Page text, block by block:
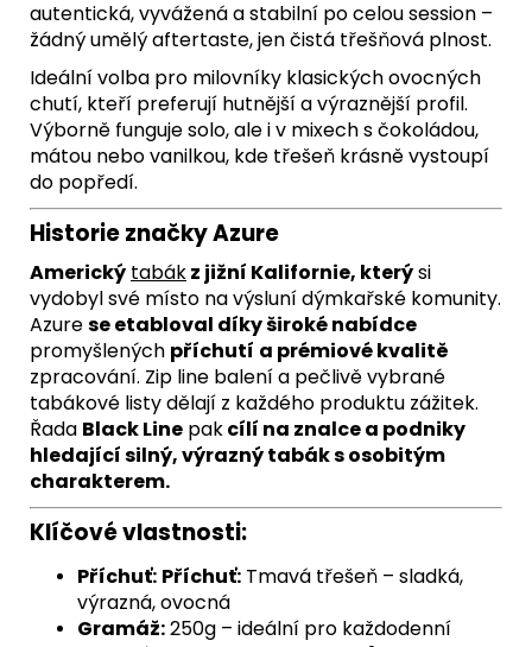
autentická, vyvážená a stabilní po celou session –
žádný umělý aftertaste, jen čistá třešňová plnost.
Ideální volba pro milovníky klasických ovocných
chutí, kteří preferují hutnější a výraznější profil.
Výborně funguje solo, ale i v mixech s čokoládou,
mátou nebo vanilkou, kde třešeň krásně vystoupí
do popředí.
Historie značky Azure
Americký tabákz jižní Kalifornie, kterýsi
vydobyl své místo na výsluní dýmkařské komunity.
Azurese etabloval díky široké nabídce
promyšlených příchutí a prémiové kvalitě
zpracování. Zip line balení a pečlivě vybrané
tabákové listy dělají z každého produktu zážitek.
Řada Black Line pakcílí na znalce a podniky
hledající silný, výrazný tabák s osobitým
charakterem.
Klíčové vlastnosti:
Příchuť: Příchuť: Tmavá třešeň – sladká,
výrazná, ovocná
Gramáž:250g – ideální pro každodenní